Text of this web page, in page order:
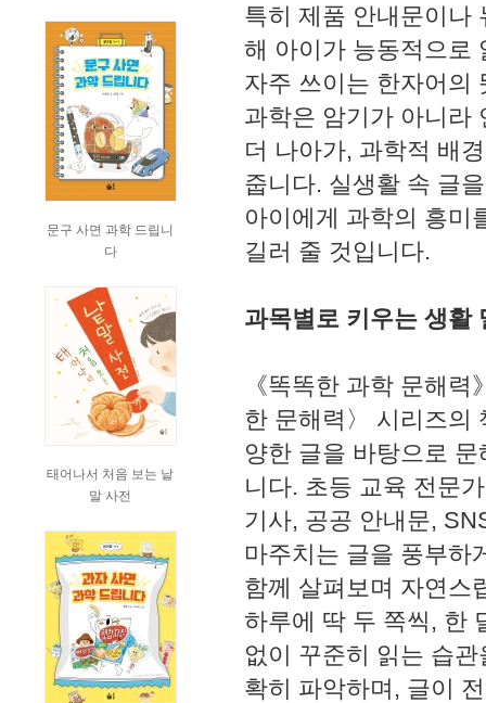
문구 사면 과학 드립니
다
태어나서 처음 보는 낱
말 사전
특히 제품 안내문이나
해 아이가 능동적으로
자주 쓰이는 한자어의
과학은 암기가 아니라
더 나아가, 과학적 배
줍니다. 실생활 속 글
아이에게 과학의 흥미
길러 줄 것입니다.
과목별로 키우는 생활
《똑똑한 과학 문해
한 문해력〉 시리즈의
양한 글을 바탕으로
니다. 초등 교육 전문
기사, 공공 안내문,
마주치는 글을 풍부하
함께 살펴보며 자연스
하루에 딱 두 쪽씩, 한
없이 꾸준히 읽는 습
확히 파악하며, 글이